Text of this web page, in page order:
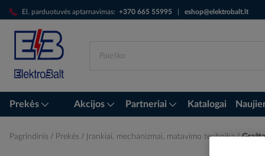
El. parduotuvės aptarnavimas: +370 665 55995 eshop@elektrobalt.lt
Skip
to
Content
Prekės Akcijos Partneriai Katalogai
Pagrindinis Prekės Įrankiai, mechanizmai, matavimo technika